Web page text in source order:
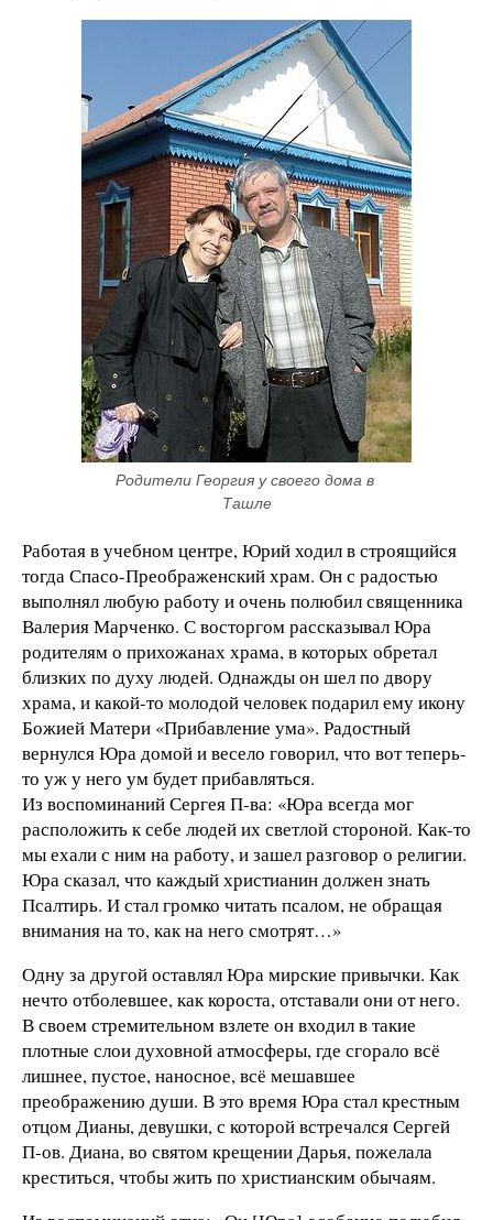
Родители Георгия у своего дома в
Ташле
Работая в учебном центре, Юрий ходил в строящийся
тогда Спасо-Преображенский храм. Он с радостью
выполнял любую работу и очень полюбил священника
Валерия Марченко. С восторгом рассказывал Юра
родителям о прихожанах храма, в которых обретал
близких по духу людей. Однажды он шел по двору
храма, и какой-то молодой человек подарил ему икону
Божией Матери «Прибавление ума». Радостный
вернулся Юра домой и весело говорил, что вот теперь-
то уж у него ум будет прибавляться.
Из воспоминаний Сергея П-ва: «Юра всегда мог
расположить к себе людей их светлой стороной. Как-то
мы ехали с ним на работу, и зашел разговор о религии.
Юра сказал, что каждый христианин должен знать
Псалтирь. И стал громко читать псалом, не обращая
внимания на то, как на него смотрят…»
Одну за другой оставлял Юра мирские привычки. Как
нечто отболевшее, как короста, отставали они от него.
В своем стремительном взлете он входил в такие
плотные слои духовной атмосферы, где сгорало всё
лишнее, пустое, наносное, всё мешавшее
преображению души. В это время Юра стал крестным
отцом Дианы, девушки, с которой встречался Сергей
П-ов. Диана, во святом крещении Дарья, пожелала
креститься, чтобы жить по христианским обычаям.